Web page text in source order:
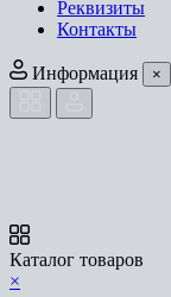
Реквизиты
Контакты
Информация ×
Каталог товаров
×